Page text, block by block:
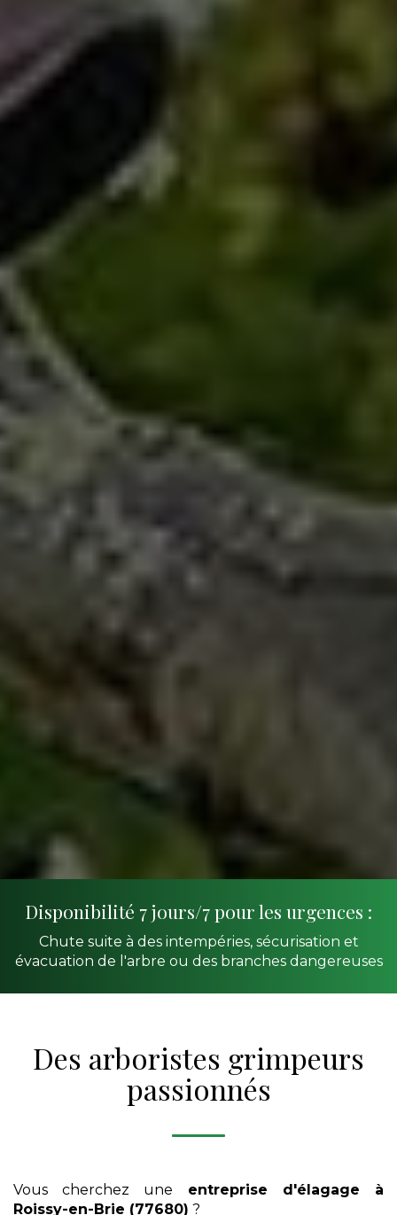
Disponibilité 7 jours/7 pour les urgences :
Chute suite à des intempéries, sécurisation et
évacuation de l'arbre ou des branches dangereuses
Des arboristes grimpeurs
passionnés
Vous cherchez une entreprise d'élagage
à
Roissy-en-Brie (77680) ?